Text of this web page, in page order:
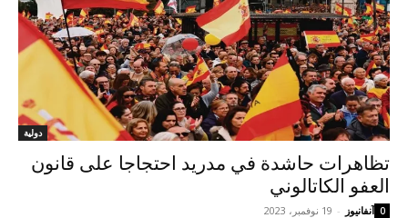
دولية
تظاهرات حاشدة في مدريد احتجاجا على قانون
العفو الكاتالوني
آنفانيوز - 19 نوفمبر، 2023 0